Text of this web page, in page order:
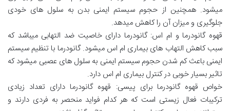
میشود. همچنین از حجوم سیستم ایمنی بدن به سلول های خودی
جلوگیری و میزان آن را کاهش میدهد.
قهوه گانودرما و ام اس: گانودرما دارای خاصیت ضد التهابی میباشد که
سبب کاهش التهاب های بیماری ام اس میشود. گانودرما با تنظیم سیستم
ایمنی باعث کم شدن حجوم سیستم ایمنی به سلول های عصبی میشود که
تاثیر بسیار خوبی در کنترل بیماری ام اس دارد.
خواص قهوه گانودرما برای پیسی: قهوه گانودرما دارای تعداد زیادی
ترکیبات فعال زیستی است که هر کدام فواید منحصر به فردی دارند و